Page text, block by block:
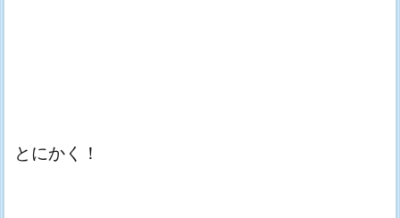
とにかく！